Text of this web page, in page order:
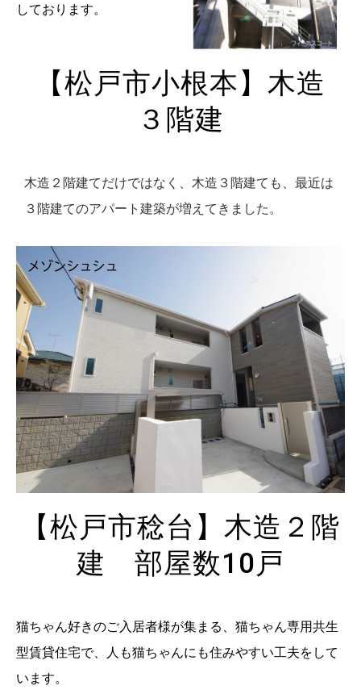
しております。
【松戸市小根本】木造
３階建
木造２階建てだけではなく、木造３階建ても、最近は
３階建てのアパート建築が増えてきました。
【松戸市稔台】木造２階
建 部屋数10戸
猫ちゃん好きのご入居者様が集まる、猫ちゃん専用共生
型賃貸住宅で、人も猫ちゃんにも住みやすい工夫をして
います。